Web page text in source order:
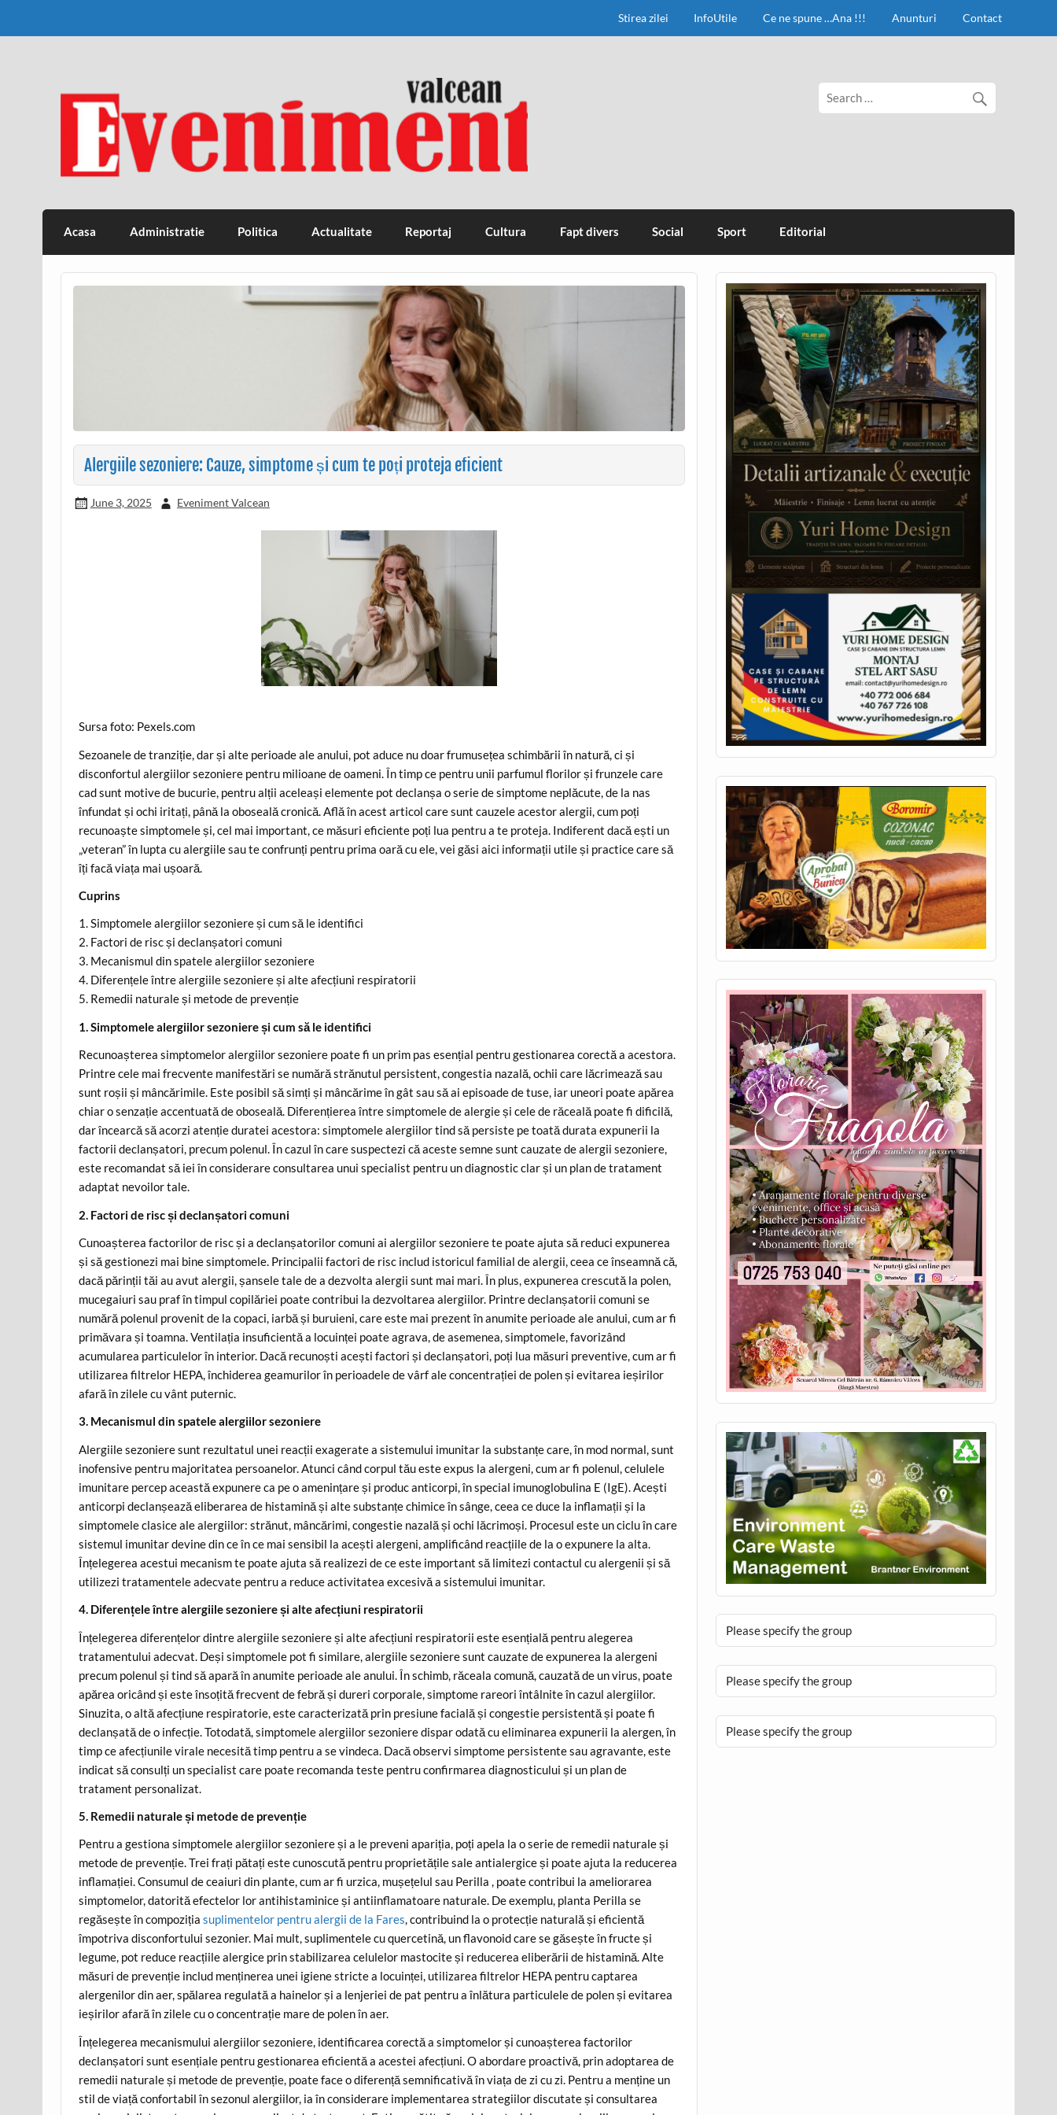
Stirea zilei InfoUtile Ce ne spune …Ana !!! Anunturi Contact
Eveniment Valcean
Acasa Administratie Politica Actualitate Reportaj Cultura Fapt divers Social Sport Editorial
Alergiile sezoniere: Cauze, simptome și cum te poți proteja eficient
June 3, 2025 Eveniment Valcean
Sursa foto: Pexels.com
Sezoanele de tranziție, dar și alte perioade ale anului, pot aduce nu doar frumusețea schimbării în natură, ci și
disconfortul alergiilor sezoniere pentru milioane de oameni. În timp ce pentru unii parfumul florilor și frunzele care
cad sunt motive de bucurie, pentru alții aceleași elemente pot declanșa o serie de simptome neplăcute, de la nas
înfundat și ochi iritați, până la oboseală cronică. Află în acest articol care sunt cauzele acestor alergii, cum poți
recunoaște simptomele și, cel mai important, ce măsuri eficiente poți lua pentru a te proteja. Indiferent dacă ești un
„veteran” în lupta cu alergiile sau te confrunți pentru prima oară cu ele, vei găsi aici informații utile și practice care să
îți facă viața mai ușoară.
Cuprins
1. Simptomele alergiilor sezoniere și cum să le identifici
2. Factori de risc și declanșatori comuni
3. Mecanismul din spatele alergiilor sezoniere
4. Diferențele între alergiile sezoniere și alte afecțiuni respiratorii
5. Remedii naturale și metode de prevenție
1. Simptomele alergiilor sezoniere și cum să le identifici
Recunoașterea simptomelor alergiilor sezoniere poate fi un prim pas esențial pentru gestionarea corectă a acestora.
Printre cele mai frecvente manifestări se numără strănutul persistent, congestia nazală, ochii care lăcrimează sau
sunt roșii și mâncărimile. Este posibil să simți și mâncărime în gât sau să ai episoade de tuse, iar uneori poate apărea
chiar o senzație accentuată de oboseală. Diferențierea între simptomele de alergie și cele de răceală poate fi dificilă,
dar încearcă să acorzi atenție duratei acestora: simptomele alergiilor tind să persiste pe toată durata expunerii la
factorii declanșatori, precum polenul. În cazul în care suspectezi că aceste semne sunt cauzate de alergii sezoniere,
este recomandat să iei în considerare consultarea unui specialist pentru un diagnostic clar și un plan de tratament
adaptat nevoilor tale.
2. Factori de risc și declanșatori comuni
Cunoașterea factorilor de risc și a declanșatorilor comuni ai alergiilor sezoniere te poate ajuta să reduci expunerea
și să gestionezi mai bine simptomele. Principalii factori de risc includ istoricul familial de alergii, ceea ce înseamnă că,
dacă părinții tăi au avut alergii, șansele tale de a dezvolta alergii sunt mai mari. În plus, expunerea crescută la polen,
mucegaiuri sau praf în timpul copilăriei poate contribui la dezvoltarea alergiilor. Printre declanșatorii comuni se
numără polenul provenit de la copaci, iarbă și buruieni, care este mai prezent în anumite perioade ale anului, cum ar fi
primăvara și toamna. Ventilația insuficientă a locuinței poate agrava, de asemenea, simptomele, favorizând
acumularea particulelor în interior. Dacă recunoști acești factori și declanșatori, poți lua măsuri preventive, cum ar fi
utilizarea filtrelor HEPA, închiderea geamurilor în perioadele de vârf ale concentrației de polen și evitarea ieșirilor
afară în zilele cu vânt puternic.
3. Mecanismul din spatele alergiilor sezoniere
Alergiile sezoniere sunt rezultatul unei reacții exagerate a sistemului imunitar la substanțe care, în mod normal, sunt
inofensive pentru majoritatea persoanelor. Atunci când corpul tău este expus la alergeni, cum ar fi polenul, celulele
imunitare percep această expunere ca pe o amenințare și produc anticorpi, în special imunoglobulina E (IgE). Acești
anticorpi declanșează eliberarea de histamină și alte substanțe chimice în sânge, ceea ce duce la inflamații și la
simptomele clasice ale alergiilor: strănut, mâncărimi, congestie nazală și ochi lăcrimoși. Procesul este un ciclu în care
sistemul imunitar devine din ce în ce mai sensibil la acești alergeni, amplificând reacțiile de la o expunere la alta.
Înțelegerea acestui mecanism te poate ajuta să realizezi de ce este important să limitezi contactul cu alergenii și să
utilizezi tratamentele adecvate pentru a reduce activitatea excesivă a sistemului imunitar.
4. Diferențele între alergiile sezoniere și alte afecțiuni respiratorii
Înțelegerea diferențelor dintre alergiile sezoniere și alte afecțiuni respiratorii este esențială pentru alegerea
tratamentului adecvat. Deși simptomele pot fi similare, alergiile sezoniere sunt cauzate de expunerea la alergeni
precum polenul și tind să apară în anumite perioade ale anului. În schimb, răceala comună, cauzată de un virus, poate
apărea oricând și este însoțită frecvent de febră și dureri corporale, simptome rareori întâlnite în cazul alergiilor.
Sinuzita, o altă afecțiune respiratorie, este caracterizată prin presiune facială și congestie persistentă și poate fi
declanșată de o infecție. Totodată, simptomele alergiilor sezoniere dispar odată cu eliminarea expunerii la alergen, în
timp ce afecțiunile virale necesită timp pentru a se vindeca. Dacă observi simptome persistente sau agravante, este
indicat să consulți un specialist care poate recomanda teste pentru confirmarea diagnosticului și un plan de
tratament personalizat.
5. Remedii naturale și metode de prevenție
Pentru a gestiona simptomele alergiilor sezoniere și a le preveni apariția, poți apela la o serie de remedii naturale și
metode de prevenție. Trei frați pătați este cunoscută pentru proprietățile sale antialergice și poate ajuta la reducerea
inflamației. Consumul de ceaiuri din plante, cum ar fi urzica, mușețelul sau Perilla , poate contribui la ameliorarea
simptomelor, datorită efectelor lor antihistaminice și antiinflamatoare naturale. De exemplu, planta Perilla se
regăsește în compozițiasuplimentelor pentru alergii de la Fares, contribuind la o protecție naturală și eficientă
împotriva disconfortului sezonier. Mai mult, suplimentele cu quercetină, un flavonoid care se găsește în fructe și
legume, pot reduce reacțiile alergice prin stabilizarea celulelor mastocite și reducerea eliberării de histamină. Alte
măsuri de prevenție includ menținerea unei igiene stricte a locuinței, utilizarea filtrelor HEPA pentru captarea
alergenilor din aer, spălarea regulată a hainelor și a lenjeriei de pat pentru a înlătura particulele de polen și evitarea
ieșirilor afară în zilele cu o concentrație mare de polen în aer.
Înțelegerea mecanismului alergiilor sezoniere, identificarea corectă a simptomelor și cunoașterea factorilor
declanșatori sunt esențiale pentru gestionarea eficientă a acestei afecțiuni. O abordare proactivă, prin adoptarea de
remedii naturale și metode de prevenție, poate face o diferență semnificativă în viața de zi cu zi. Pentru a menține un
stil de viață confortabil în sezonul alergiilor, ia în considerare implementarea strategiilor discutate și consultarea
Please specify the group
Please specify the group
Please specify the group